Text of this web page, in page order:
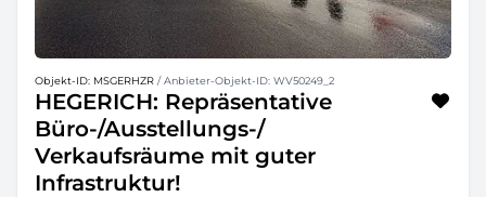
Objekt-ID: MSGERHZR / Anbieter-Objekt-ID: WV50249_2
HEGERICH: Repräsentative
Büro-/Ausstellungs-/
Verkaufsräume mit guter
Infrastruktur!